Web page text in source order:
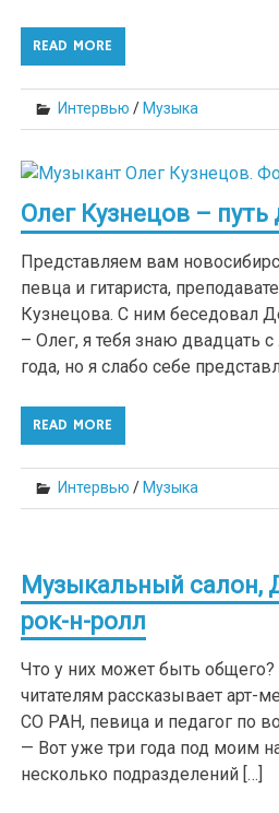
READ MORE
Интервью /Музыка
Олег Кузнецов –
Представляем вам
певца и гитариста,
Кузнецова. С ним беседовал
– Олег, я тебя знаю двадцать
года, но я слабо себе
READ MORE
Интервью / Музыка
Музыкальный салон,
рок-н-ролл
Что у них может быть
читателям рассказывает
СО РАН, певица и педагог по
— Вот уже три года под моим
несколько подразделений […]